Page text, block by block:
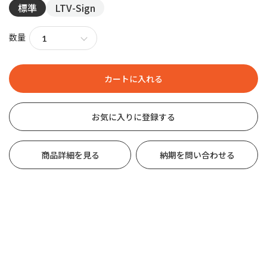
標準 LTV-Sign
数量
お気に入りに登録する
商品詳細を見る 納期を問い合わせる